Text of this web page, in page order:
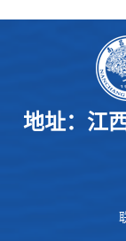
地址：江